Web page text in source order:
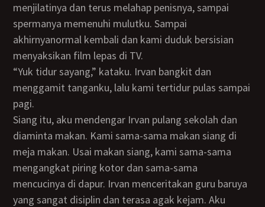
menjilatinya dan terus melahap penisnya, sampai
spermanya memenuhi mulutku. Sampai
akhirnyanormal kembali dan kami duduk bersisian
menyaksikan film lepas di TV.
“yuk tidur sayang,” kataku. Irvan bangkit dan
menggamit tanganku, lalu kami tertidur pulas sampai
pagi.
Siang itu, aku mendengar Irvan pulang sekolah dan
diaminta makan. Kami sama-sama makan siang di
meja makan. Usai makan siang, kami sama-sama
mengangkat piring kotor dan sama-sama
mencucinya di dapur. Irvan menceritakan guru baruya
yang sangat disiplin dan terasa agak kejam. Aku